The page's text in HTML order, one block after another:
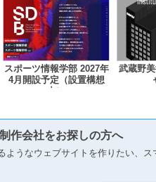
スポーツ情報学部 2027年
4月開設予定（設置構想
中）
武蔵野
作会社をお探しの方へ
ようなウェブサイトを作りたい、